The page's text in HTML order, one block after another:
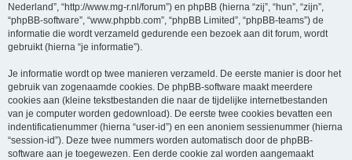
Nederland”, “http://www.mg-r.nl/forum”) en phpBB (hierna “zij”, “hun”, “zijn”,
“phpBB-software”, “www.phpbb.com”, “phpBB Limited”, “phpBB-teams”) de
informatie die wordt verzameld gedurende een bezoek aan dit forum, wordt
gebruikt (hierna “je informatie”).
Je informatie wordt op twee manieren verzameld. De eerste manier is door het
gebruik van zogenaamde cookies. De phpBB-software maakt meerdere
cookies aan (kleine tekstbestanden die naar de tijdelijke internetbestanden
van je computer worden gedownload). De eerste twee cookies bevatten een
indentificatienummer (hierna “user-id”) en een anoniem sessienummer (hierna
“session-id”). Deze twee nummers worden automatisch door de phpBB-
software aan je toegewezen. Een derde cookie zal worden aangemaakt